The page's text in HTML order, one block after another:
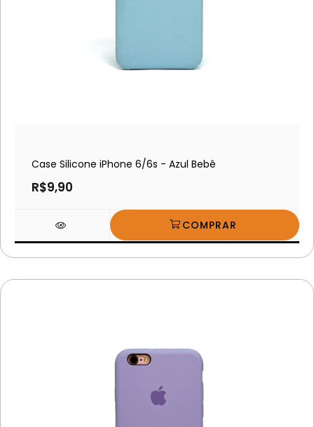
Case Silicone iPhone 6/6s - Azul Bebê
R$9,90